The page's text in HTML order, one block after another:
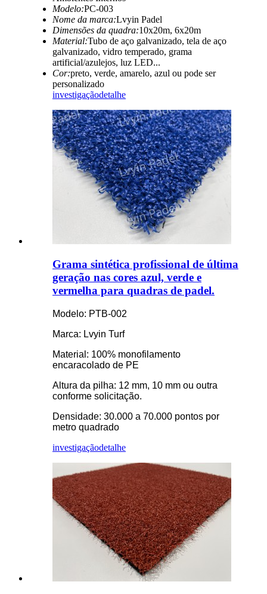
Modelo:PC-003
Nome da marca:Lvyin Padel
Dimensões da quadra:10x20m, 6x20m
Material:Tubo de aço galvanizado, tela de aço
galvanizado, vidro temperado, grama
artificial/azulejos, luz LED...
Cor:preto, verde, amarelo, azul ou pode ser
personalizado
investigaçãodetalhe
Grama sintética profissional de última
geração nas cores azul, verde e
vermelha para quadras de padel.
Modelo: PTB-002
Marca: Lvyin Turf
Material: 100% monofilamento
encaracolado de PE
Altura da pilha: 12 mm, 10 mm ou outra
conforme solicitação.
Densidade: 30.000 a 70.000 pontos por
metro quadrado
investigaçãodetalhe